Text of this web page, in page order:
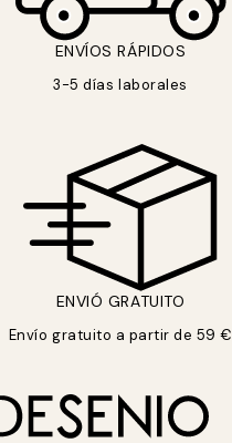
ENVÍOS RÁPIDOS
3-5 días laborales
ENVIÓ GRATUITO
Envío gratuito a partir de 59 €